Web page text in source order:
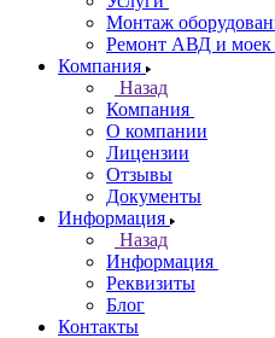
Монтаж
Ремонт АВД и моек
Компания
Назад
Компания
О компании
Лицензии
Отзывы
Документы
Информация
Назад
Информация
Реквизиты
Блог
Контакты